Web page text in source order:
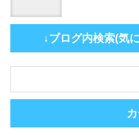
↓ブログ内検索(気